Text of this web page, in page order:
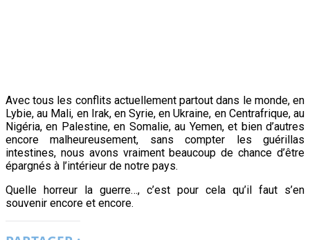
Avec tous les conflits actuellement partout dans le monde, en
Lybie, au Mali, en Irak, en Syrie, en Ukraine, en Centrafrique, au
Nigéria, en Palestine, en Somalie, au Yemen, et bien d’autres
encore malheureusement, sans compter les guérillas
intestines, nous avons vraiment beaucoup de chance d’être
épargnés à l’intérieur de notre pays.
Quelle horreur la guerre…, c’est pour cela qu’il faut s’en
souvenir encore et encore.